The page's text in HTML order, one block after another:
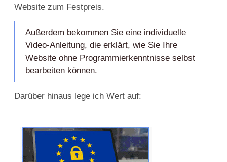
Website zum Festpreis.
Außerdem bekommen Sie eine individuelle
Video-Anleitung, die erklärt, wie Sie Ihre
Website ohne Programmierkenntnisse selbst
bearbeiten können.
Darüber hinaus lege ich Wert auf: